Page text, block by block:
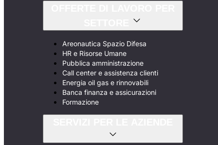
Areonautica Spazio Difesa
HR e Risorse Umane
Pubblica amministrazione
Call center e assistenza clienti
Energia oil gas e rinnovabili
Banca finanza e assicurazioni
Formazione